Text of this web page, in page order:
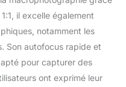
il excelle également
notamment les
Son autofocus rapide et
pour capturer des
ont exprimé leur